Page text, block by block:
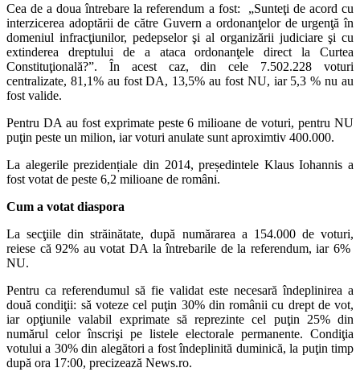
Cea de a doua întrebare la referendum a fost: „Sunteţi de acord cu
interzicerea adoptării de către Guvern a ordonanţelor de urgenţă în
domeniul infracţiunilor, pedepselor şi al organizării judiciare şi cu
extinderea dreptului de a ataca ordonanţele direct la Curtea
Constituţională?”. În acest caz, din cele 7.502.228 voturi
centralizate, 81,1% au fost DA, 13,5% au fost NU, iar 5,3 % nu au
fost valide.
Pentru DA au fost exprimate peste 6 milioane de voturi, pentru NU
puţin peste un milion, iar voturi anulate sunt aproximtiv 400.000.
La alegerile prezidențiale din 2014, președintele Klaus Iohannis a
fost votat de peste 6,2 milioane de români.
Cum a votat diaspora
La secţiile din străinătate, după numărarea a 154.000 de voturi,
reiese că 92% au votat DA la întrebarile de la referendum, iar 6%
NU.
Pentru ca referendumul să fie validat este necesară îndeplinirea a
două condiţii: să voteze cel puţin 30% din românii cu drept de vot,
iar opţiunile valabil exprimate să reprezinte cel puţin 25% din
numărul celor înscrişi pe listele electorale permanente. Condiţia
votului a 30% din alegători a fost îndeplinită duminică, la puţin timp
după ora 17:00, precizează News.ro.